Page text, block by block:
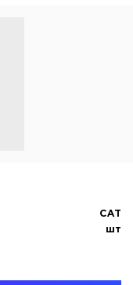
CAT
шт